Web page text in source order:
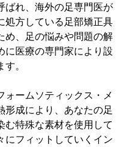
ばれ、海外の足専門医が
処方している足部矯正具
め、足の悩みや問題の解
に医療の専門家により設
。
ォームソティックス・メ
形成により、あなたの足
む特殊な素材を使用して
にフィットしていくイン